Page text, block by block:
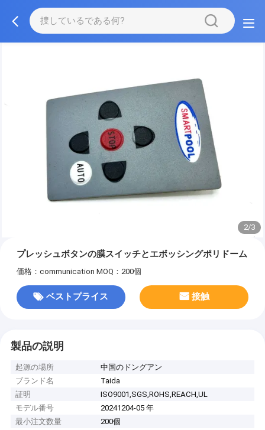
2/3
プレッシュボタンの膜スイッチとエボッシングポリドーム
価格：communication MOQ：200個
ベストプライス 接触
製品の説明
起源の場所
中国のドングアン
ブランド名
Taida
証明
ISO9001,SGS,ROHS,REACH,UL
モデル番号
20241204-05 年
最小注文数量
200個